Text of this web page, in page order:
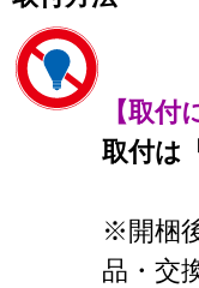
【取
取付は
※開梱
品・交